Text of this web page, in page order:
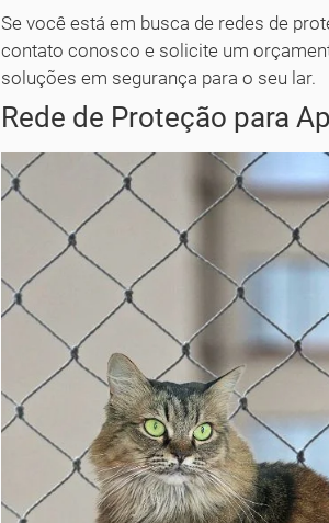
Se você está em busca de redes de
contato conosco e solicite um
soluções em segurança para o seu lar.
Rede de Proteção para